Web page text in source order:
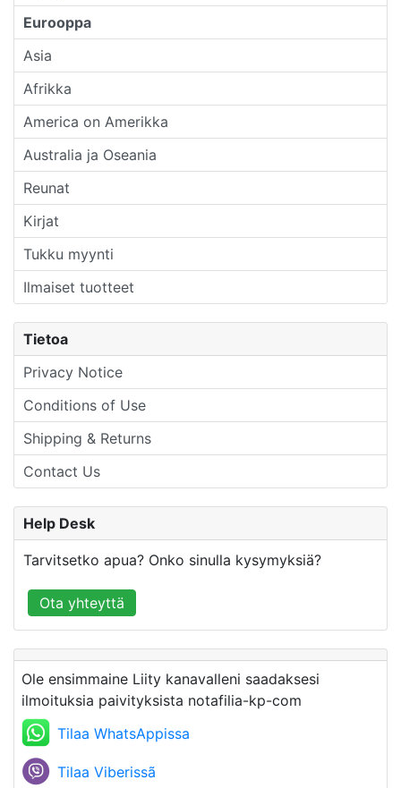
Eurooppa
Asia
Afrikka
America on Amerikka
Australia ja Oseania
Reunat
Kirjat
Tukku myynti
Ilmaiset tuotteet
Tietoa
Privacy Notice
Conditions of Use
Shipping & Returns
Contact Us
Help Desk
Tarvitsetko apua? Onko sinulla kysymyksiä?
Ota yhteyttä
Ole ensimmaine Liity kanavalleni saadaksesi
ilmoituksia paivityksista notafilia-kp-com
Tilaa WhatsAppissa
Tilaa Viberissã